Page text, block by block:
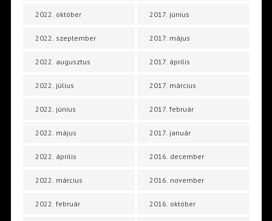
2022. október
2022. szeptember
2022. augusztus
2022. július
2022. június
2022. május
2022. április
2022. március
2022. február
2017. június
2017. május
2017. április
2017. március
2017. február
2017. január
2016. december
2016. november
2016. október